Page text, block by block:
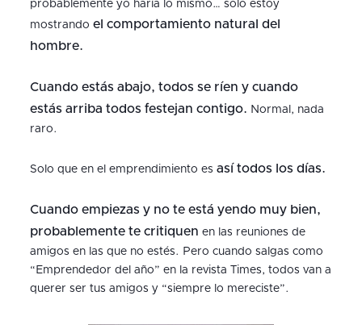
probablemente yo haría lo mismo… solo estoy
mostrando el comportamiento natural del
hombre.
Cuando estás abajo, todos se ríen y cuando
estás arriba todos festejan contigo. Normal, nada
raro.
Solo que en el emprendimiento es así todos los días.
Cuando empiezas y no te está yendo muy bien,
probablemente te critiquen en las reuniones de
amigos en las que no estés. Pero cuando salgas como
“Emprendedor del año” en la revista Times, todos van a
querer ser tus amigos y “siempre lo mereciste”.